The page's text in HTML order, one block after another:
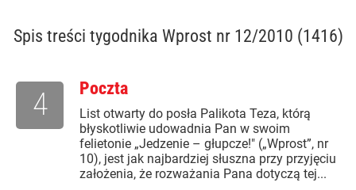
Spis treści tygodnika Wprost nr 12/2010 (1416)
Poczta
List otwarty do posła Palikota Teza, którą
błyskotliwie udowadnia Pan w swoim
felietonie „Jedzenie – głupcze!" („Wprost”, nr
10), jest jak najbardziej słuszna przy przyjęciu
założenia, że rozważania Pana dotyczą tej...
4